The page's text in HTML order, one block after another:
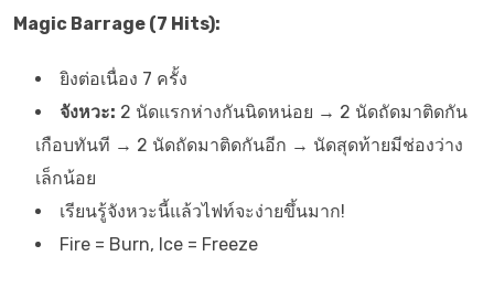
Magic Barrage (7 Hits):
ยิงต่อเนื่อง 7 ครั้ง
จังหวะ: 2 นัดแรกห่างกันนิดหน่อย → 2 นัดถัดมาติดกัน
เกือบทันที → 2 นัดถัดมาติดกันอีก → นัดสุดท้ายมีช่องว่าง
เล็กน้อย
เรียนรู้จังหวะนี้แล้วไฟท์จะง่ายขึ้นมาก!
Fire = Burn, Ice = Freeze